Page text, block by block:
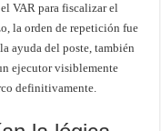
VAR para fiscalizar el
la orden de repetición fue
ayuda del poste, también
ejecutor visiblemente
definitivamente.